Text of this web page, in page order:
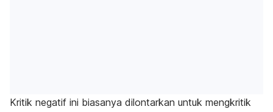
Kritik negatif ini biasanya dilontarkan untuk mengkritik